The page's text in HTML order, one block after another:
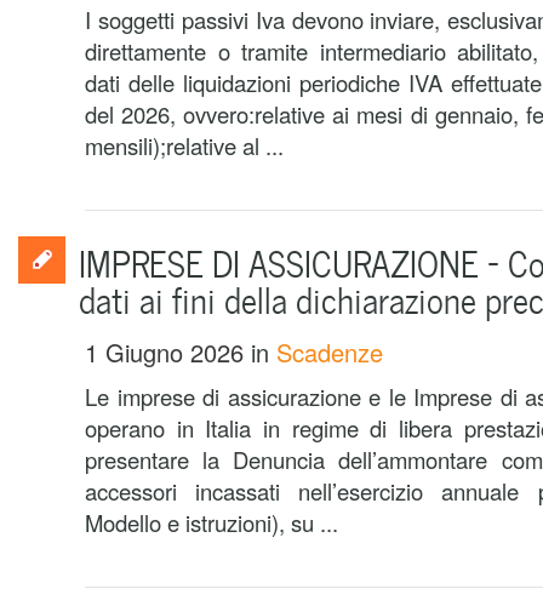
I soggetti passivi Iva devono inviare,
direttamente o tramite intermediario
dati delle liquidazioni periodiche IVA
del 2026, ovvero:relative ai mesi di gennaio,
mensili);relative al ...
IMPRESE DI ASSICURAZIONE –
dati ai fini della dichiarazione
1 Giugno 2026 in Scadenze
Le imprese di assicurazione e le Imprese di
operano in Italia in regime di libera
presentare la Denuncia dell’ammontare
accessori incassati nell’esercizio
Modello e istruzioni), su ...